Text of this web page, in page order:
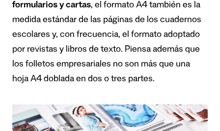
formularios y cartas, el formato A4 también es la
medida estándar de las páginas de los cuadernos
escolares y, con frecuencia, el formato adoptado
por revistas y libros de texto. Piensa además que
los folletos empresariales no son más que una
hoja A4 doblada en dos o tres partes.